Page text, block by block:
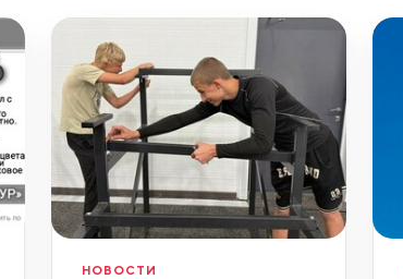
НОВОСТИ